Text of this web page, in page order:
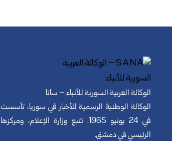
الوكالة العربية السورية للأنباء – سانا
الوكالة الوطنية الرسمية للأخبار في سوريا، تأسست
في 24 يونيو 1965. تتبع وزارة الإعلام، ومركزها
الرئيسي في دمشق.